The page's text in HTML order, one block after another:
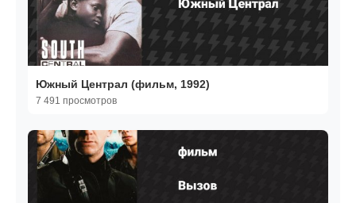
Южный Централ (фильм, 1992)
7 491 просмотров